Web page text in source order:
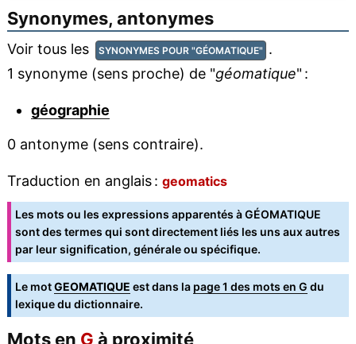
Synonymes, antonymes
Voir tous les SYNONYMES POUR "GÉOMATIQUE" .
1 synonyme (sens proche) de "géomatique" :
géographie
0 antonyme (sens contraire).
Traduction en anglais : geomatics
Les mots ou les expressions apparentés à GÉOMATIQUE
sont des termes qui sont directement liés les uns aux autres
par leur signification, générale ou spécifique.
Le motGEOMATIQUE est dans la page 1 des mots en G du
lexique du dictionnaire.
Mots en G à proximité